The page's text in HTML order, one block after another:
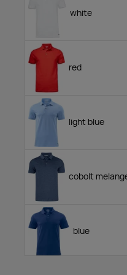
white
red
light blue
cobolt
blue